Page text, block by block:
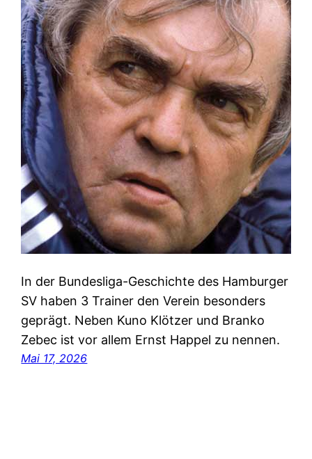
In der Bundesliga-Geschichte des Hamburger
SV haben 3 Trainer den Verein besonders
geprägt. Neben Kuno Klötzer und Branko
Zebec ist vor allem Ernst Happel zu nennen.
Mai 17, 2026